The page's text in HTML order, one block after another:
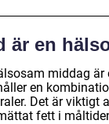
är en
middag
en
Det är viktigt
fett i